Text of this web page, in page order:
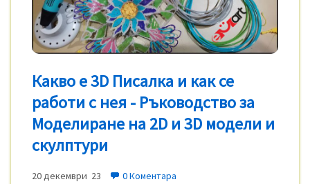
Какво е 3D Писалка и как се
работи с нея - Ръководство за
Моделиране на 2D и 3D модели и
скулптури
20 декември 23
0 Коментара